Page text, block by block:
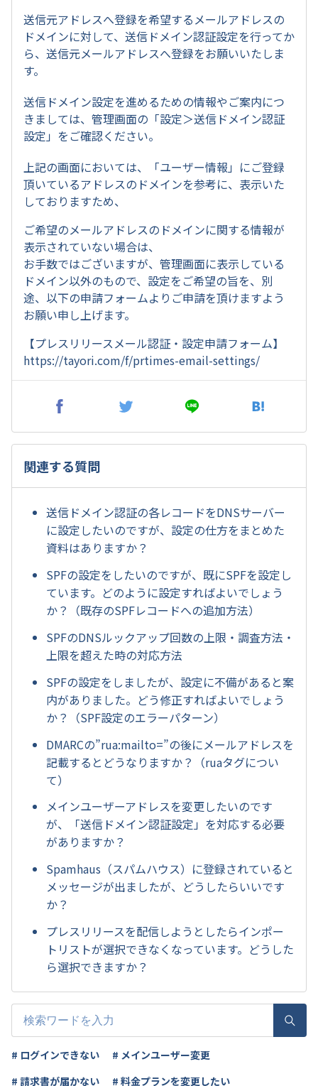
送信元アドレスへ登録を希望するメールアドレスの
ドメインに対して、送信ドメイン認証設定を行ってか
ら、送信元メールアドレスへ登録をお願いいたしま
す。
送信ドメイン設定を進めるための情報やご案内につ
きましては、管理画面の「設定＞送信ドメイン認証
設定」をご確認ください。
上記の画面においては、「ユーザー情報」にご登録
頂いているアドレスのドメインを参考に、表示いた
しておりますため、
ご希望のメールアドレスのドメインに関する情報が
表示されていない場合は、
お手数ではございますが、管理画面に表示している
ドメイン以外のもので、設定をご希望の旨を、別
途、以下の申請フォームよりご申請を頂けますよう
お願い申し上げます。
【プレスリリースメール認証・設定申請フォーム】
https://tayori.com/f/prtimes-email-settings/
関連する質問
送信ドメイン認証の各レコードをDNSサーバー
に設定したいのですが、設定の仕方をまとめた
資料はありますか？
SPFの設定をしたいのですが、既にSPFを設定し
ています。どのように設定すればよいでしょう
か？（既存のSPFレコードへの追加方法）
SPFのDNSルックアップ回数の上限・調査方法・
上限を超えた時の対応方法
SPFの設定をしましたが、設定に不備があると案
内がありました。どう修正すればよいでしょう
か？（SPF設定のエラーパターン）
DMARCの”rua:mailto=”の後にメールアドレスを
記載するとどうなりますか？（ruaタグについ
て）
メインユーザーアドレスを変更したいのです
が、「送信ドメイン認証設定」を対応する必要
がありますか？
Spamhaus（スパムハウス）に登録されていると
メッセージが出ましたが、どうしたらいいです
か？
プレスリリースを配信しようとしたらインポー
トリストが選択できなくなっています。どうした
ら選択できますか？
# ログインできない
# メインユーザー変更
# 請求書が届かない
# 料金プランを変更したい